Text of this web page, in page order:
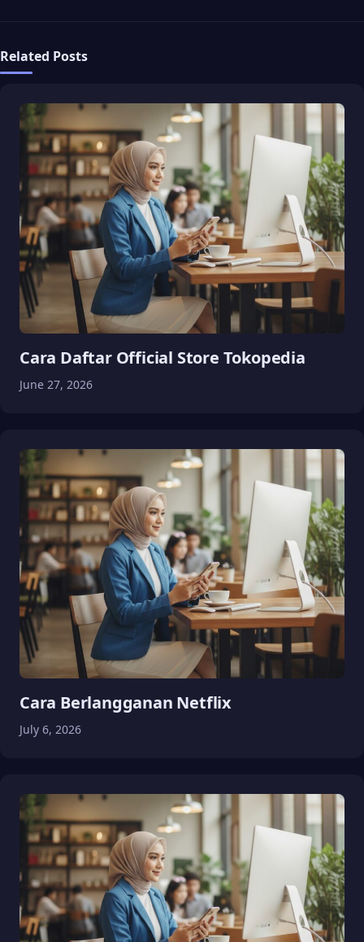
Related Posts
Cara Daftar Official Store Tokopedia
June 27, 2026
Cara Berlangganan Netflix
July 6, 2026